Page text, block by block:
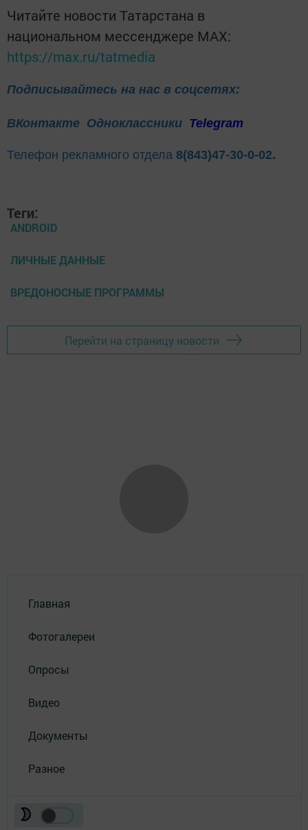
Читайте новости Татарстана в
национальном мессенджере MАХ:
https://max.ru/tatmedia
Подписывайтесь на нас в соцсетях:
ВКонтакте Одноклассники Telegram
Телефон рекламного отдела 8(843)47-30-0-02.
Теги:
ANDROID
ЛИЧНЫЕ ДАННЫЕ
ВРЕДОНОСНЫЕ ПРОГРАММЫ
Перейти на страницу новости
Главная
Фотогалереи
Опросы
Видео
Документы
Разное